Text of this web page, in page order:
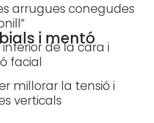
arrugues conegudes
i mentó
de la cara i
facial
millorar la tensió i
verticals